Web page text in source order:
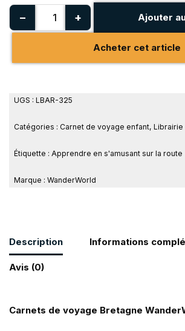
− + Ajouter
Acheter cet article
UGS : LBAR-325
Catégories : Carnet de voyage enfant, Librairie
Étiquette : Apprendre en s'amusant sur la route
Marque : WanderWorld
Description Informations
Avis (0)
Carnets de voyage Bretagne